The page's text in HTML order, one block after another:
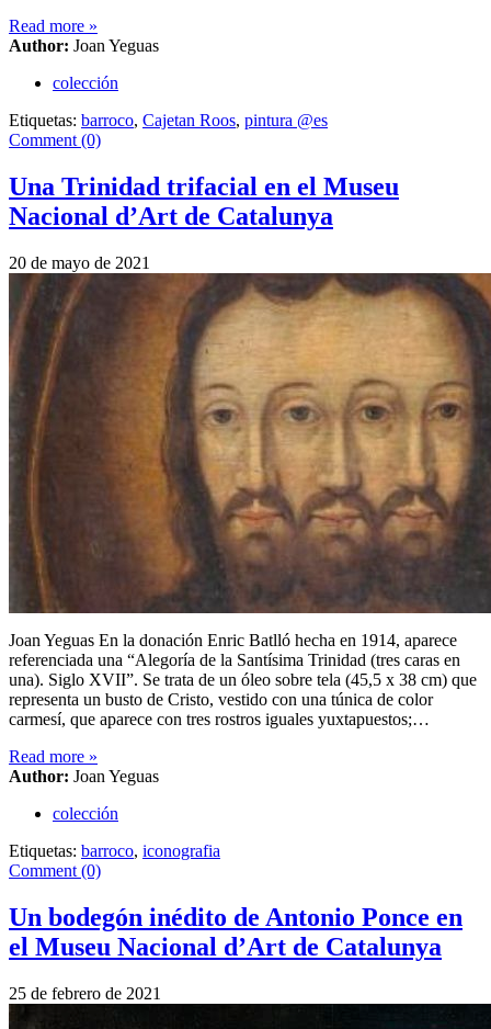
Read more »
Author: Joan Yeguas
colección
Etiquetas: barroco, Cajetan Roos, pintura @es
Comment (0)
Una Trinidad trifacial en el Museu
Nacional d’Art de Catalunya
20 de mayo de 2021
Joan Yeguas En la donación Enric Batlló hecha en 1914, aparece
referenciada una “Alegoría de la Santísima Trinidad (tres caras en
una). Siglo XVII”. Se trata de un óleo sobre tela (45,5 x 38 cm) que
representa un busto de Cristo, vestido con una túnica de color
carmesí, que aparece con tres rostros iguales yuxtapuestos;…
Read more »
Author: Joan Yeguas
colección
Etiquetas: barroco, iconografia
Comment (0)
Un bodegón inédito de Antonio Ponce en
el Museu Nacional d’Art de Catalunya
25 de febrero de 2021